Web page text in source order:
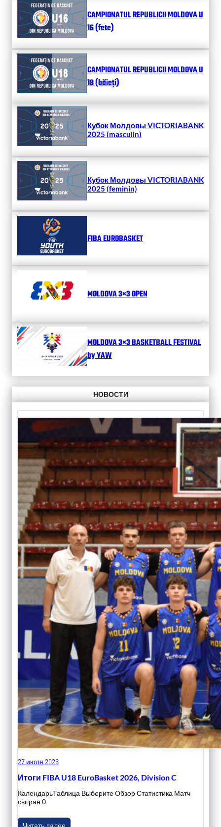
CAMPIONATUL REPUBLICII MOLDOVA U
16 (fete)
CAMPIONATUL REPUBLICII MOLDOVA U
18 (băieți)
Кубок Молдовы VICTORIABANK
2025 (masculin)
Кубок Молдовы VICTORIABANK
2025 (feminin)
FIBA EUROBASKET
MOLDOVA 3×3 OPEN
MOLDOVA 3×3 BASKETBALL FESTIVAL
by YAW
НОВОСТИ
27 июля 2026
Итоги FIBA U18 EuroBasket 2026, Division C
КалендарьТаблица Выберите Обзор Статистика Матч
сыгран 0
Читать далее